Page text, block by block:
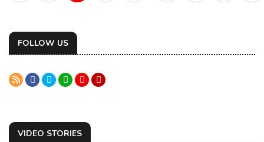
FOLLOW US
VIDEO STORIES